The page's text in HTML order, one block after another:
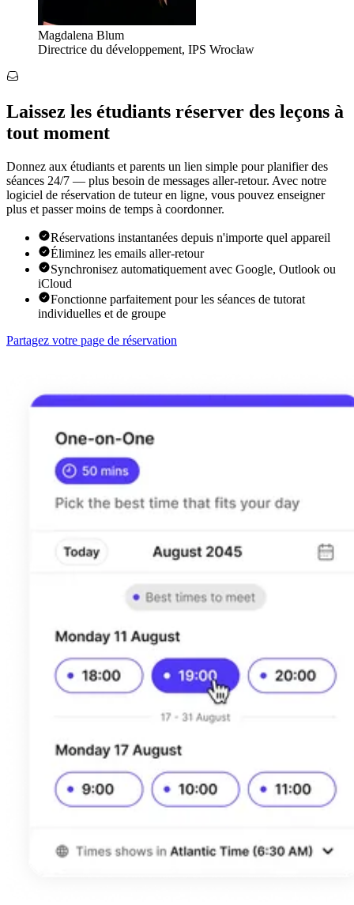
Magdalena Blum
Directrice du développement, IPS Wrocław
Laissez les étudiants réserver des leçons à
tout moment
Donnez aux étudiants et parents un lien simple pour planifier des
séances 24/7 — plus besoin de messages aller-retour. Avec notre
logiciel de réservation de tuteur en ligne, vous pouvez enseigner
plus et passer moins de temps à coordonner.
Réservations instantanées depuis n'importe quel appareil
Éliminez les emails aller-retour
Synchronisez automatiquement avec Google, Outlook ou
iCloud
Fonctionne parfaitement pour les séances de tutorat
individuelles et de groupe
Partagez votre page de réservation